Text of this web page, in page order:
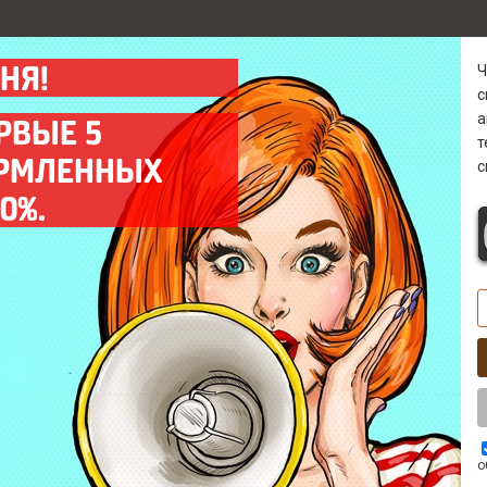
Гарантия
Предоставляем гарантию
на все выполненные
работы до 12 мес.
Диагностика 0 р
Бесплатно* выявим
причину поломки в
кратчайшие сроки.
Выезд мастера
Оперативный выезд
мастера на объект
заказчика в день заказа.
Комплектующие
Используем только
качественные запчасти
ААА класса.
5